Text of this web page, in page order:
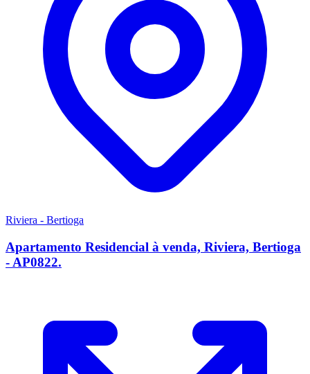
Riviera - Bertioga
Apartamento Residencial à venda, Riviera, Bertioga
- AP0822.